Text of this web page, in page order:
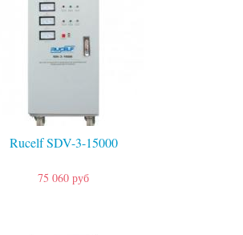
Rucelf SDV-3-15000
75 060 руб